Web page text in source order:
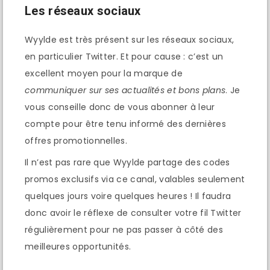
Les réseaux sociaux
Wyylde est très présent sur les réseaux sociaux,
en particulier Twitter. Et pour cause : c’est un
excellent moyen pour la marque de
communiquer sur ses actualités et bons plans. Je
vous conseille donc de vous abonner à leur
compte pour être tenu informé des dernières
offres promotionnelles.
Il n’est pas rare que Wyylde partage des codes
promos exclusifs via ce canal, valables seulement
quelques jours voire quelques heures ! Il faudra
donc avoir le réflexe de consulter votre fil Twitter
régulièrement pour ne pas passer à côté des
meilleures opportunités.